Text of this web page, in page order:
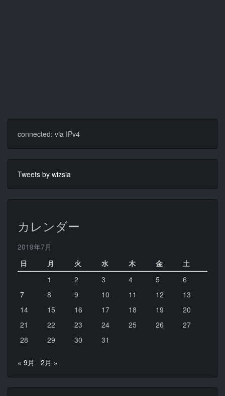
connected: via IPv4
Tweets by wizsia
カレンダー
2019年7月
日
月 火 水 木 金
土
1
2 3 4 5
6
7
8 9 10 11 12
13
14
15 16 17 18 19
20
21
22 23 24 25 26
27
28
29 30 31
« 9月 2月 »